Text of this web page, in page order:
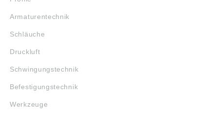
Armaturentechnik
Schläuche
Druckluft
Schwingungstechnik
Befestigungstechnik
Werkzeuge